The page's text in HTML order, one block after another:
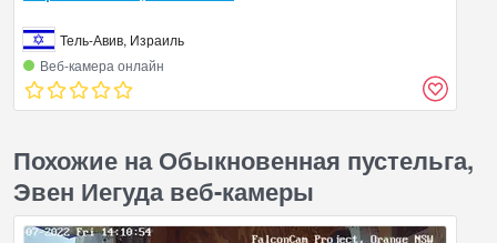
Тель-Авив, Израиль
Веб‑камера онлайн
Похожие на Обыкновенная пустельга,
Эвен Иегуда веб-камеры